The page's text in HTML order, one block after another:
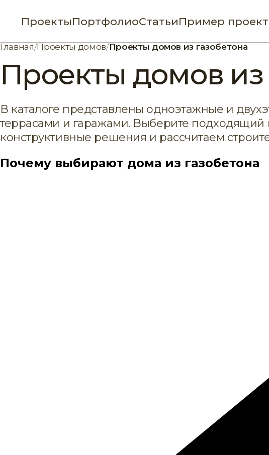
ПроектыПортфолиоСтатьиПример
Главная/Проекты домов/Проекты домов из газобетона
Проекты домов из
В каталоге представлены одноэтажные и
террасами и гаражами. Выберите
конструктивные решения и рассчитаем
Почему выбирают дома из газобетона